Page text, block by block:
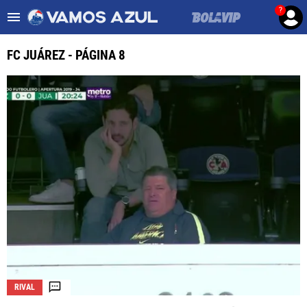
?
Es tendencia Noticias Cruz Azul HOY
ULTIMAS NOTICIAS
LEAGUES CUP
LIGA MX
FEMENIL
FUERZAS BÁSICAS
MERCADO DE FICHAJES
OPINIÓN
FC JUÁREZ - PÁGINA 8
RIVAL